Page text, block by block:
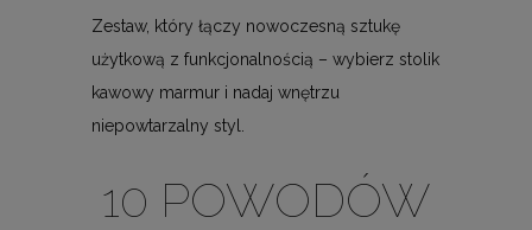
Zestaw, który łączy nowoczesną sztukę
użytkową z funkcjonalnością – wybierz stolik
kawowy marmur i nadaj wnętrzu
niepowtarzalny styl.
10 POWODÓW